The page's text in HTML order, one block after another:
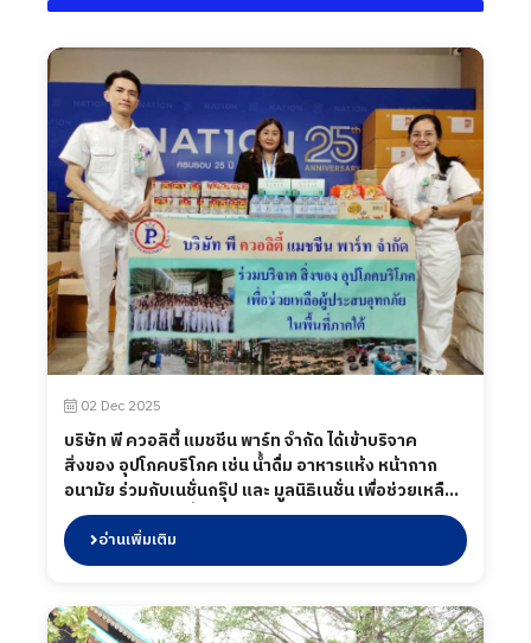
02 Dec 2025
บริษัท พี ควอลิตี้ แมชชีน พาร์ท จำกัด ได้เข้าบริจาค
สิ่งของ อุปโภคบริโภค เช่น น้ำดื่ม อาหารแห้ง หน้ากาก
อนามัย ร่วมกับเนชั่นกรุ๊ป และ มูลนิธิเนชั่น เพื่อช่วยเหลือผู้
ประสบอุทกภัยในพื้นที่ภาคใต้ ณ อาคารเนชั่น เมื่อวันที่ 2
ธันวาคม 2568
อ่านเพิ่มเติม